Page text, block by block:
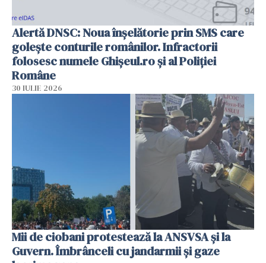
Alertă DNSC: Noua înșelătorie prin SMS care
golește conturile românilor. Infractorii
folosesc numele Ghișeul.ro și al Poliției
Române
30 IULIE 2026
Mii de ciobani protestează la ANSVSA și la
Guvern. Îmbrânceli cu jandarmii și gaze